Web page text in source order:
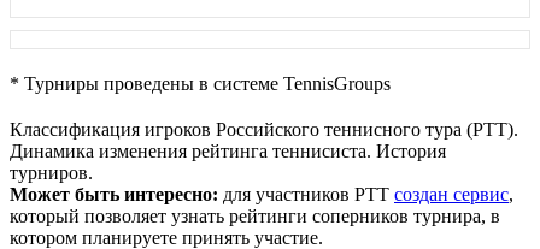
* Турниры проведены в системе TennisGroups
Классификация игроков Российского теннисного тура (РТТ).
Динамика изменения рейтинга теннисиста. История
турниров.
Может быть интересно: для участников РТТ создан сервис,
который позволяет узнать рейтинги соперников турнира, в
котором планируете принять участие.